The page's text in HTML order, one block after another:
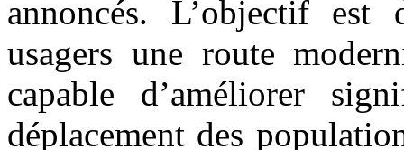
annoncés. L’objectif
usagers une route
capable d’améliorer
déplacement des